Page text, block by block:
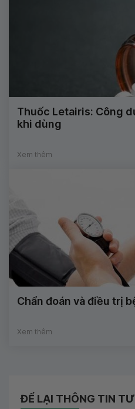
Thuốc Letairis: Công
khi dùng
Xem thêm
Chẩn đoán và điều trị
Xem thêm
ĐỂ LẠI THÔNG TIN